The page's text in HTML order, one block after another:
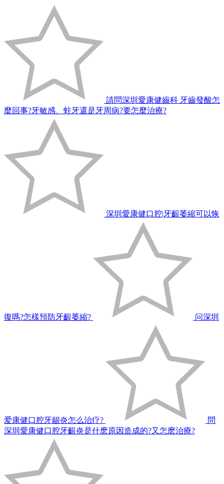
請問深圳愛康健齒科 牙齒發酸怎
麼回事?牙敏感、蛀牙還是牙周病?要怎麼治療?
深圳愛康健口腔|牙齦萎縮可以恢
復嗎?怎樣預防牙齦萎縮? 问深圳
爱康健口腔牙龈炎怎么治疗?
問
深圳愛康健口腔牙齦炎是什麽原因造成的?又怎麽治療?